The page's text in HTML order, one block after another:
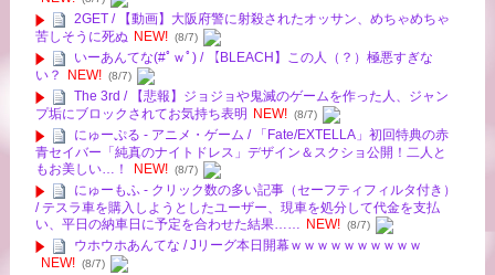
2GET / 【動画】大阪府警に射殺されたオッサン、めちゃめちゃ
苦しそうに死ぬ NEW! (8/7)
いーあんてな(#ﾟｗﾟ) / 【BLEACH】この人（？）極悪すぎな
い？
NEW! (8/7)
The 3rd / 【悲報】ジョジョや鬼滅のゲームを作った人、ジャン
プ垢にブロックされてお気持ち表明
NEW! (8/7)
にゅーぷる - アニメ・ゲーム / 「Fate/EXTELLA」初回特典の赤
青セイバー「純真のナイトドレス」デザイン＆スクショ公開！二人と
もお美しい…！
NEW! (8/7)
にゅーもふ - クリック数の多い記事（セーフティフィルタ付き）
/ テスラ車を購入しようとしたユーザー、現車を処分して代金を支払
い、平日の納車日に予定を合わせた結果…… NEW! (8/7)
ウホウホあんてな / Jリーグ本日開幕ｗｗｗｗｗｗｗｗｗｗ
NEW! (8/7)